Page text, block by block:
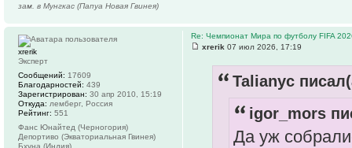
зам. в Мунгкас (Папуа Новая Гвинея)
Re: Чемпионат Мира по футболу FIFA
xrerik 07 июл 2026, 17:19
Talianyc
igor_mors
Да уж
xrerik
Эксперт
Сообщений: 17609
Благодарностей: 439
Зарегистрирован: 30 апр 2010, 15:19
Откуда: лемберг, Россия
Рейтинг: 551
Фанс Юнайтед (Черногория)
Депортиво (Экваториальная Гвинея)
Бхуна (Индия)